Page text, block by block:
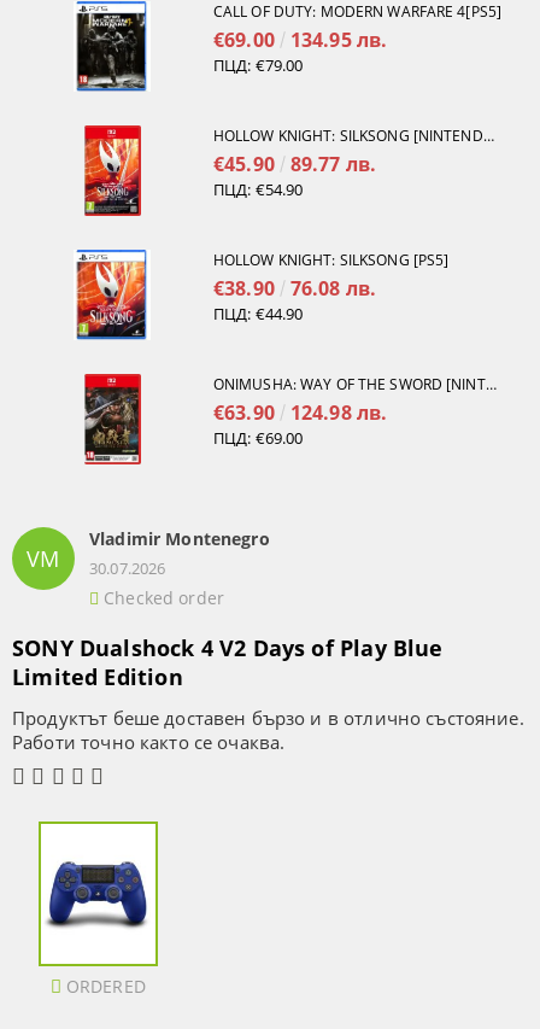
CALL OF DUTY: MODERN WARFARE 4[PS5]
€69.00 134.95 лв.
ПЦД: €79.00
HOLLOW KNIGHT: SILKSONG [NINTENDO SWITCH 2]
€45.90 89.77 лв.
ПЦД: €54.90
HOLLOW KNIGHT: SILKSONG [PS5]
€38.90 76.08 лв.
ПЦД: €44.90
ONIMUSHA: WAY OF THE SWORD [NINTENDO SWITCH 2]
€63.90 124.98 лв.
ПЦД: €69.00
VM
Vladimir Montenegro
30.07.2026
Checked order
SONY Dualshock 4 V2 Days of Play Blue
Limited Edition
Продуктът беше доставен бързо и в отлично състояние.
Работи точно както се очаква.
ORDERED